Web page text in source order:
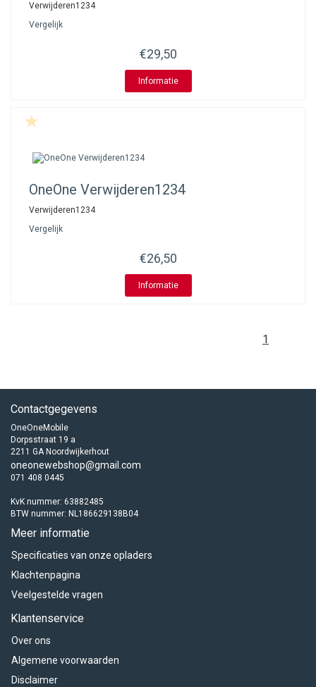
Verwijderen1234
Vergelijk
€29,50
Informatie
OneOne Verwijderen1234
Verwijderen1234
Vergelijk
€26,50
Informatie
1
Contactgegevens
OneOneMobile
Dorpsstraat 19 a
2211 GA Noordwijkerhout
oneonewebshop@gmail.com
071 408 0445
KvK nummer: 63882485
BTW nummer: NL186629138B04
Meer informatie
Specificaties van onze opladers
Klachtenpagina
Veelgestelde vragen
Klantenservice
Over ons
Algemene voorwaarden
Disclaimer